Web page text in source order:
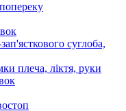
суглоба,
плеча, ліктя, руки